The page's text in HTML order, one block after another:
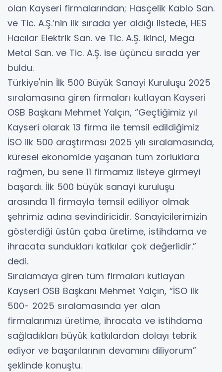
olan Kayseri firmalarından; Hasçelik Kablo San.
ve Tic. A.Ş.’nin ilk sırada yer aldığı listede, HES
Hacılar Elektrik San. ve Tic. A.Ş. ikinci, Mega
Metal San. ve Tic. A.Ş. ise üçüncü sırada yer
buldu.
Türkiye'nin İlk 500 Büyük Sanayi Kuruluşu 2025
sıralamasına giren firmaları kutlayan Kayseri
OSB Başkanı Mehmet Yalçın, “Geçtiğimiz yıl
Kayseri olarak 13 firma ile temsil edildiğimiz
İSO ilk 500 araştırması 2025 yılı sıralamasında,
küresel ekonomide yaşanan tüm zorluklara
rağmen, bu sene 11 firmamız listeye girmeyi
başardı. İlk 500 büyük sanayi kuruluşu
arasında 11 firmayla temsil ediliyor olmak
şehrimiz adına sevindiricidir. Sanayicilerimizin
gösterdiği üstün çaba üretime, istihdama ve
ihracata sundukları katkılar çok değerlidir.”
dedi.
Sıralamaya giren tüm firmaları kutlayan
Kayseri OSB Başkanı Mehmet Yalçın, “İSO ilk
500- 2025 sıralamasında yer alan
firmalarımızı üretime, ihracata ve istihdama
sağladıkları büyük katkılardan dolayı tebrik
ediyor ve başarılarının devamını diliyorum”
şeklinde konuştu.